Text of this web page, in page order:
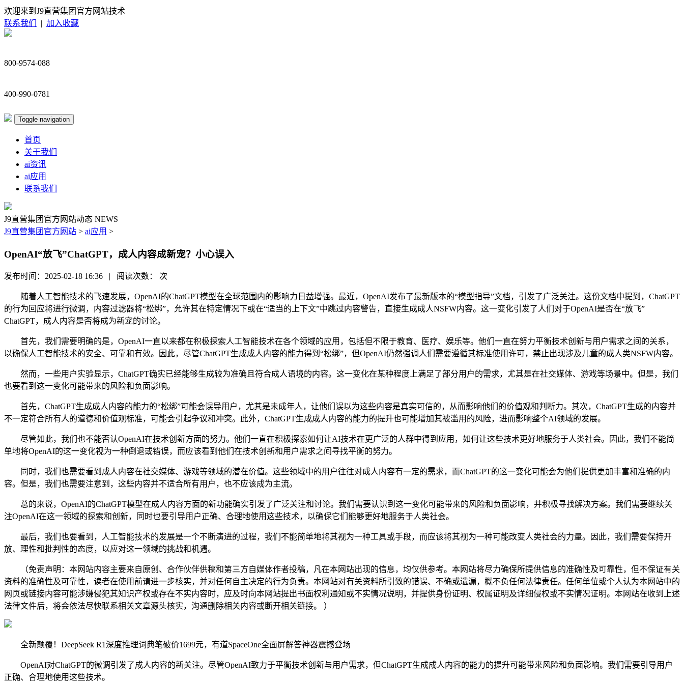
欢迎来到J9直营集团官方网站技术
联系我们
| 加入收藏
800-9574-088
400-990-0781
Toggle navigation
首页
关于我们
ai资讯
ai应用
联系我们
J9直营集团官方网站动态 NEWS
J9直营集团官方网站 > ai应用 >
OpenAI“放飞”ChatGPT，成人内容成新宠？小心误入
发布时间：2025-02-18 16:36 | 阅读次数： 次
随着人工智能技术的飞速发展，OpenAI的ChatGPT模型在全球范围内的影响力日益增强。最近，OpenAI发布了最新版本的“模型指导”文档，引发了广泛关注。这份文档中提到，ChatGPT
的行为回应将进行微调，内容过滤器将“松绑”，允许其在特定情况下或在“适当的上下文”中跳过内容警告，直接生成成人NSFW内容。这一变化引发了人们对于OpenAI是否在“放飞”
ChatGPT，成人内容是否将成为新宠的讨论。
首先，我们需要明确的是，OpenAI一直以来都在积极探索人工智能技术在各个领域的应用，包括但不限于教育、医疗、娱乐等。他们一直在努力平衡技术创新与用户需求之间的关系，
以确保人工智能技术的安全、可靠和有效。因此，尽管ChatGPT生成成人内容的能力得到“松绑”，但OpenAI仍然强调人们需要遵循其标准使用许可，禁止出现涉及儿童的成人类NSFW内容。
然而，一些用户实验显示，ChatGPT确实已经能够生成较为准确且符合成人语境的内容。这一变化在某种程度上满足了部分用户的需求，尤其是在社交媒体、游戏等场景中。但是，我们
也要看到这一变化可能带来的风险和负面影响。
首先，ChatGPT生成成人内容的能力的“松绑”可能会误导用户，尤其是未成年人，让他们误以为这些内容是真实可信的，从而影响他们的价值观和判断力。其次，ChatGPT生成的内容并
不一定符合所有人的道德和价值观标准，可能会引起争议和冲突。此外，ChatGPT生成成人内容的能力的提升也可能增加其被滥用的风险，进而影响整个AI领域的发展。
尽管如此，我们也不能否认OpenAI在技术创新方面的努力。他们一直在积极探索如何让AI技术在更广泛的人群中得到应用，如何让这些技术更好地服务于人类社会。因此，我们不能简
单地将OpenAI的这一变化视为一种倒退或错误，而应该看到他们在技术创新和用户需求之间寻找平衡的努力。
同时，我们也需要看到成人内容在社交媒体、游戏等领域的潜在价值。这些领域中的用户往往对成人内容有一定的需求，而ChatGPT的这一变化可能会为他们提供更加丰富和准确的内
容。但是，我们也需要注意到，这些内容并不适合所有用户，也不应该成为主流。
总的来说，OpenAI的ChatGPT模型在成人内容方面的新功能确实引发了广泛关注和讨论。我们需要认识到这一变化可能带来的风险和负面影响，并积极寻找解决方案。我们需要继续关
注OpenAI在这一领域的探索和创新，同时也要引导用户正确、合理地使用这些技术，以确保它们能够更好地服务于人类社会。
最后，我们也要看到，人工智能技术的发展是一个不断演进的过程，我们不能简单地将其视为一种工具或手段，而应该将其视为一种可能改变人类社会的力量。因此，我们需要保持开
放、理性和批判性的态度，以应对这一领域的挑战和机遇。
（免责声明：本网站内容主要来自原创、合作伙伴供稿和第三方自媒体作者投稿，凡在本网站出现的信息，均仅供参考。本网站将尽力确保所提供信息的准确性及可靠性，但不保证有关
资料的准确性及可靠性，读者在使用前请进一步核实，并对任何自主决定的行为负责。本网站对有关资料所引致的错误、不确或遗漏，概不负任何法律责任。任何单位或个人认为本网站中的
网页或链接内容可能涉嫌侵犯其知识产权或存在不实内容时，应及时向本网站提出书面权利通知或不实情况说明，并提供身份证明、权属证明及详细侵权或不实情况证明。本网站在收到上述
法律文件后，将会依法尽快联系相关文章源头核实，沟通删除相关内容或断开相关链接。 ）
全新颠覆！DeepSeek R1深度推理词典笔破价1699元，有道SpaceOne全面屏解答神器震撼登场
OpenAI对ChatGPT的微调引发了成人内容的新关注。尽管OpenAI致力于平衡技术创新与用户需求，但ChatGPT生成成人内容的能力的提升可能带来风险和负面影响。我们需要引导用户
正确、合理地使用这些技术。